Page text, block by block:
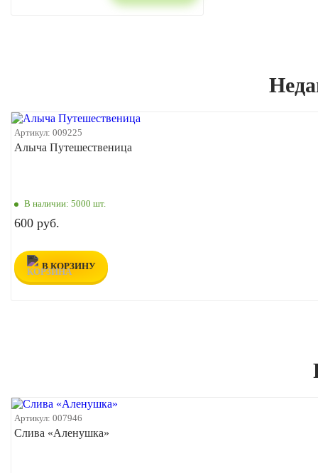
Артикул: 009225
Алыча Путешественица
В наличии: 5000 шт.
600 руб.
В КОРЗИНУ
Артикул: 007946
Слива «Аленушка»